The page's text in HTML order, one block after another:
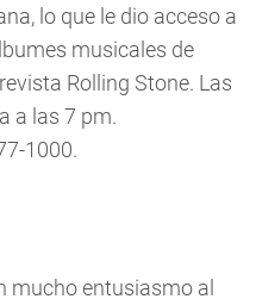
lo que le dio acceso a
musicales de
Rolling Stone. Las
a las 7 pm.
1000.
mucho entusiasmo al